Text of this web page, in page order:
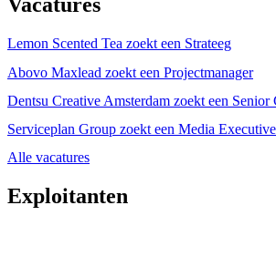
Vacatures
Lemon Scented Tea zoekt een Strateeg
Abovo Maxlead zoekt een Projectmanager
Dentsu Creative Amsterdam zoekt een Senior
Serviceplan Group zoekt een Media
Alle vacatures
Exploitanten